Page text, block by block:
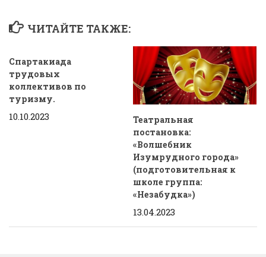
ЧИТАЙТЕ ТАКЖЕ:
Спартакиада
трудовых
коллективов по
туризму.
10.10.2023
Театральная
постановка:
«Волшебник
Изумрудного города»
(подготовительная к
школе группа:
«Незабудка»)
13.04.2023